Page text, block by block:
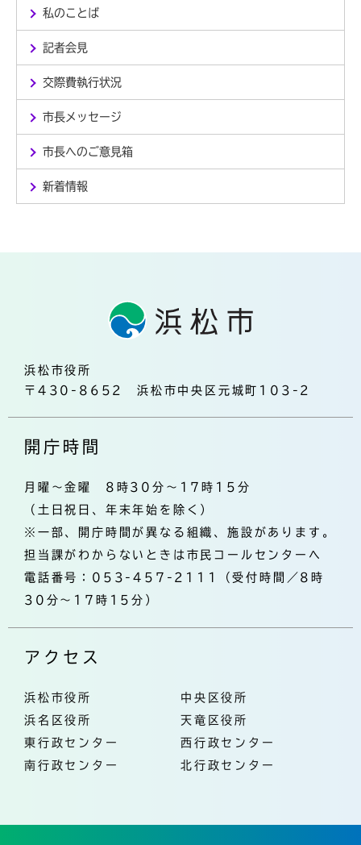
私のことば
記者会見
交際費執行状況
市長メッセージ
市長へのご意見箱
新着情報
浜松市役所
〒430-8652 浜松市中央区元城町103-2
開庁時間
月曜～金曜 8時30分～17時15分
（土日祝日、年末年始を除く）
※一部、開庁時間が異なる組織、施設があります。
担当課がわからないときは市民コールセンターへ
電話番号：053-457-2111（受付時間／8時
30分～17時15分）
アクセス
浜松市役所
中央区役所
浜名区役所
天竜区役所
東行政センター
西行政センター
南行政センター
北行政センター